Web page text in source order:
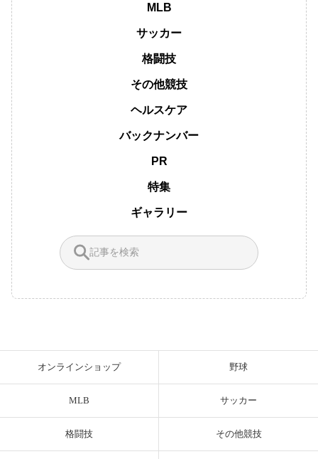
MLB
サッカー
格闘技
その他競技
ヘルスケア
バックナンバー
PR
特集
ギャラリー
オンラインショップ 野球
MLB サッカー
格闘技 その他競技